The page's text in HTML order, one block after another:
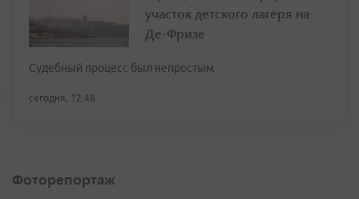
участок детского лагеря на
Де-Фризе
Судебный процесс был непростым
сегодня, 12:48
Фоторепортаж